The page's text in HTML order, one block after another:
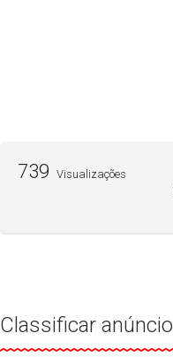
739 Visualizações
Classificar anúncio